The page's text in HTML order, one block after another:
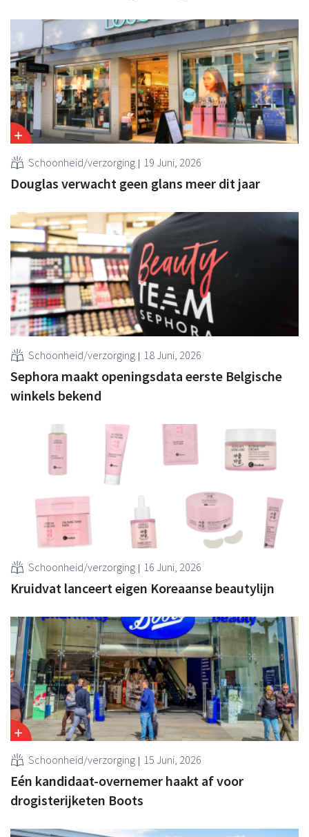
Schoonheid/verzorging 19 Juni, 2026
Douglas verwacht geen glans meer dit jaar
Schoonheid/verzorging 18 Juni, 2026
Sephora maakt openingsdata eerste Belgische
winkels bekend
Schoonheid/verzorging 16 Juni, 2026
Kruidvat lanceert eigen Koreaanse beautylijn
Schoonheid/verzorging 15 Juni, 2026
Eén kandidaat-overnemer haakt af voor
drogisterijketen Boots